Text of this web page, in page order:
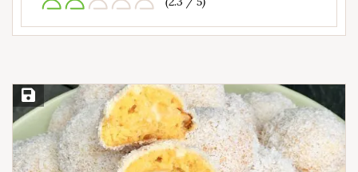
Save Recipe